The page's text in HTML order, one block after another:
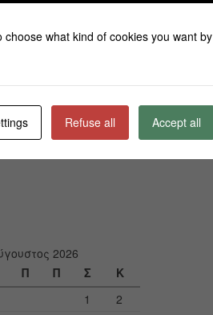
2026
Π Π Σ
Κ
1
2
what kind of cookies you want by
Refuse all Accept all